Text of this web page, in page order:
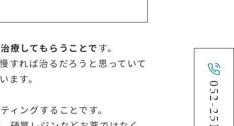
療してもらうことです。
すれば治るだろうと思っていて
ます。
ィングすることです。